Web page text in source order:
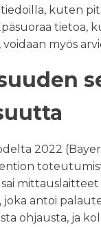
kuten
tietoa,
myös
2022
joka antoi
ohjausta, ja